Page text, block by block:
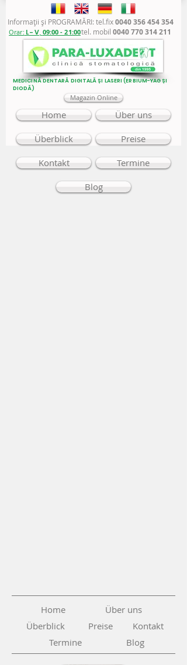
Informaţii şi PROGRAMĂRI: tel.fix0040 356 454 354
tel. mobil 0040 770 314 211
Orar: L - V, 09:00 - 21:00
MEDICINĂ DENTARĂ DIGITALĂ ȘI LASERI (ERBIUM-YAG ȘI
DIODĂ)
Magazin Online
Home Über uns
Überblick Preise
Kontakt Termine
Blog
Home
Über uns
Überblick
Preise
Kontakt
Termine
Blog